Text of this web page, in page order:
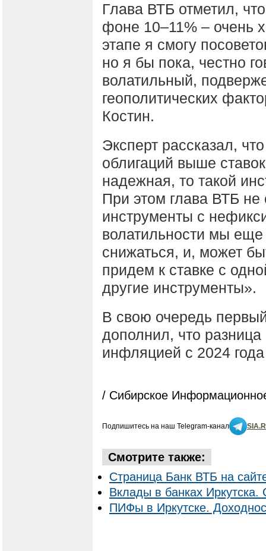
Глава ВТБ отметил,
фоне 10–11% – очень
этапе я смогу
но я бы пока, честно
волатильный,
геополитических
Костин.
Эксперт рассказал,
облигаций выше
надежная, то такой
При этом глава ВТБ не
инструменты с
волатильности мы
снижаться, и, может
придем к ставке с
другие инструменты».
В свою очередь
дополнил, что
инфляцией с 2024
/ Сибирское
Подпишитесь на наш Telegram-канал
Смотрите также:
Страница Банк ВТБ на
Вклады в банках Иркутска.
ПИФы в Иркутске.